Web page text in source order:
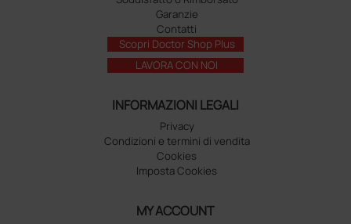
Garanzie
Contatti
Scopri Doctor Shop Plus
LAVORA CON NOI
INFORMAZIONI LEGALI
Privacy
Condizioni e termini di vendita
Cookies
Imposta Cookies
MY ACCOUNT